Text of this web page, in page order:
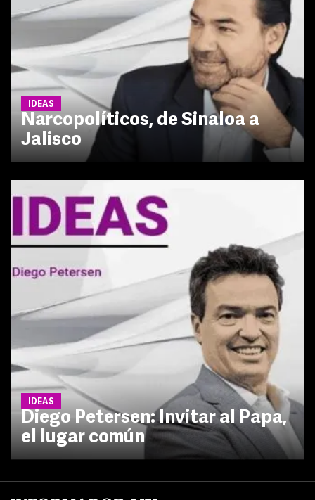
IDEAS
Narcopolíticos, de Sinaloa a
Jalisco
IDEAS
Diego Petersen: Invitar al Papa,
el lugar común